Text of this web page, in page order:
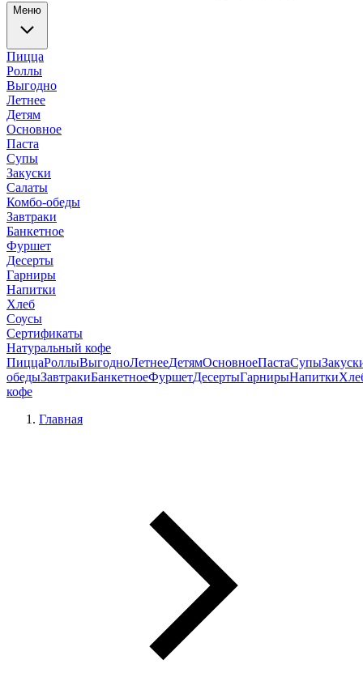
Меню
Пицца
Роллы
Выгодно
Летнее
Детям
Основное
Паста
Супы
Закуски
Салаты
Комбо-обеды
Завтраки
Банкетное
Фуршет
Десерты
Гарниры
Напитки
Хлеб
Соусы
Сертификаты
Натуральный кофе
ПиццаРоллыВыгодноЛетнееДетямОсновноеПастаСупы
обедыЗавтракиБанкетноеФуршетДесертыГарнирыНапитки
кофе
Главная